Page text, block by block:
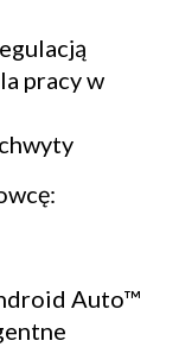
pracy w
Auto™